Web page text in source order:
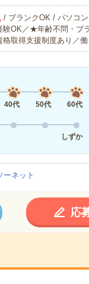
/ ブランクOK / パソコ
験OK／★年齢不問・
格取得支援制度あり／
40代 50代 60代
しずか
ーネット
応